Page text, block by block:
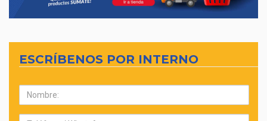
ESCRÍBENOS POR INTERNO
Nombre: